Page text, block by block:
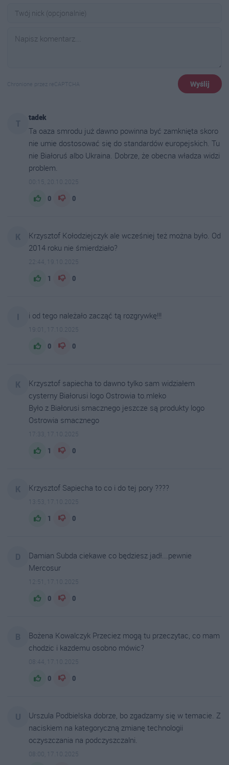
Chronione przez reCAPTCHA Wyślij
tadek
Ta oaza smrodu już dawno powinna być zamknięta skoro
nie umie dostosować się do standardów europejskich. Tu
nie Białoruś albo Ukraina. Dobrze, że obecna władza widzi
problem.
00:15, 20.10.2025
0 0
Krzysztof Kołodziejczyk ale wcześniej też można było. Od
2014 roku nie śmierdziało?
22:44, 19.10.2025
1 0
i od tego należało zacząć tą rozgrywkę!!!
19:01, 17.10.2025
0 0
Krzysztof sapiecha to dawno tylko sam widziałem
cysterny Białorusi logo Ostrowia to.mleko
Było z Białorusi smacznego jeszcze są produkty logo
Ostrowia smacznego
17:33, 17.10.2025
1 0
Krzysztof Sapiecha to co i do tej pory ????
13:53, 17.10.2025
1 0
Damian Subda ciekawe co będziesz jadł...pewnie
Mercosur
12:51, 17.10.2025
0 0
Bożena Kowalczyk Przeciez mogą tu przeczytac, co mam
chodzic i kazdemu osobno mówic?
08:44, 17.10.2025
0 0
Urszula Podbielska dobrze, bo zgadzamy się w temacie. Z
naciskiem na kategoryczną zmianę technologii
oczyszczania na podczyszczalni.
08:00, 17.10.2025